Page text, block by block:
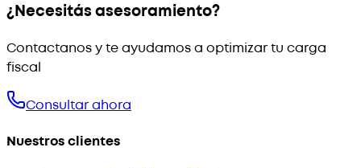
¿Necesitás asesoramiento?
Contactanos y te ayudamos a optimizar tu carga
fiscal
Consultar ahora
Nuestros clientes